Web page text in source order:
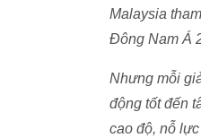
Malaysia
Đông Nam Á
Nhưng mỗi
động tốt đến
cao độ, nỗ